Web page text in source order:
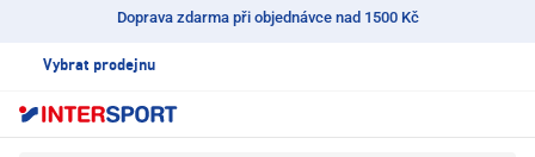
Doprava zdarma při objednávce nad 1500 Kč
Vybrat prodejnu